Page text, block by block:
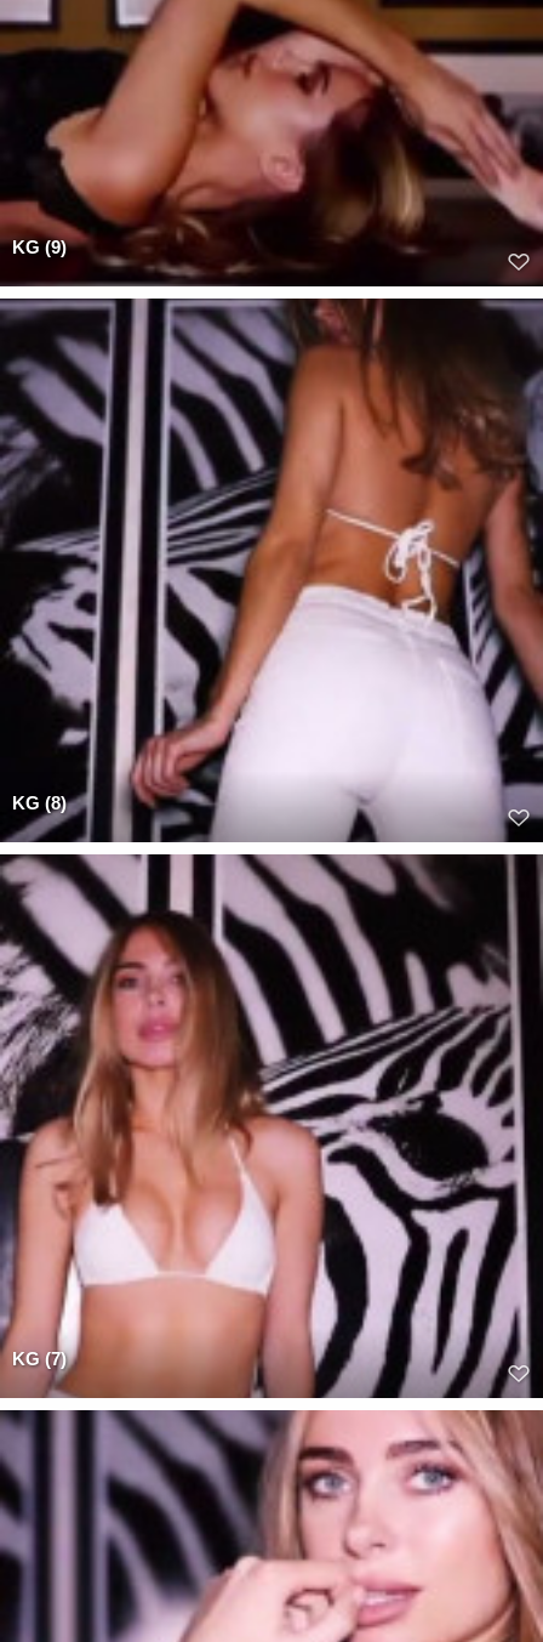
KG (9)
KG (8)
KG (7)